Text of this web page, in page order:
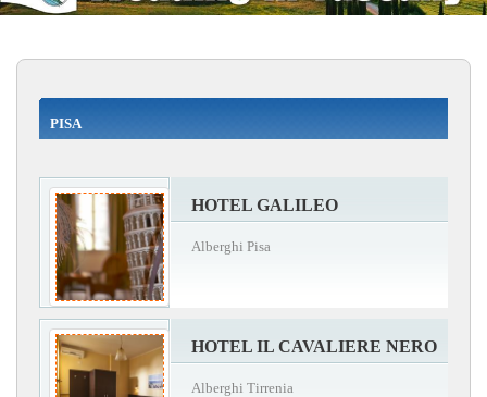
PISA
HOTEL GALILEO
Alberghi Pisa
HOTEL IL CAVALIERE NERO
Alberghi Tirrenia